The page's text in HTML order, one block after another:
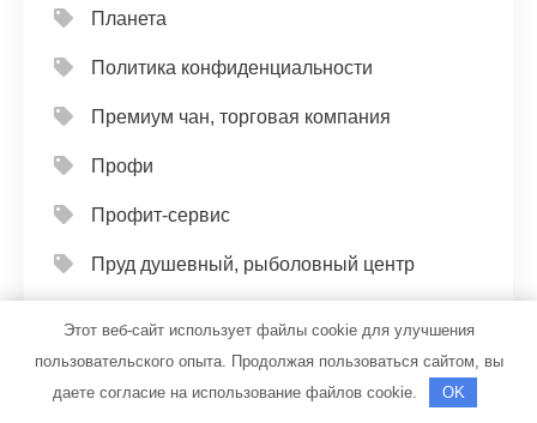
Планета
Политика конфиденциальности
Премиум чан, торговая компания
Профи
Профит-сервис
Пруд душевный, рыболовный центр
Разгуляй, банный двор
Этот веб-сайт использует файлы cookie для улучшения
пользовательского опыта. Продолжая пользоваться сайтом, вы
даете согласие на использование файлов cookie.
OK